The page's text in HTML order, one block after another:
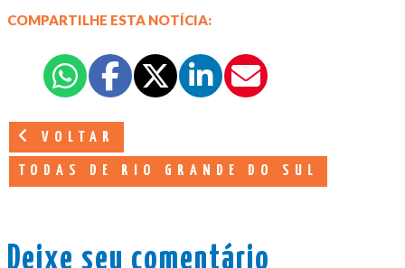
COMPARTILHE ESTA NOTÍCIA:
VOLTAR
TODAS DE RIO GRANDE DO SUL
Deixe seu comentário